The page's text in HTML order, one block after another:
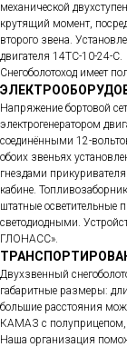
механической
крутящий момент,
второго звена.
двигателя 14ТС-10-24-С.
Снегоболотоход имеет
Напряжение бортовой
электрогенератором
соединёнными 12-
обоих звеньях
гнездами
кабине.
штатные осветительные
светодиодными.
ГЛОНАСС».
Двухзвенный
габаритные размеры:
большие расстояния
КАМАЗ с полуприцепом,
Наша организация